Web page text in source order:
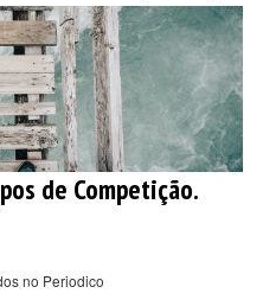
de Competição.
no Periodico